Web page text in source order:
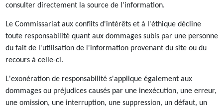
consulter directement la source de l'information.
Le Commissariat aux conflits d'intérêts et à l'éthique décline
toute responsabilité quant aux dommages subis par une personne
du fait de l'utilisation de l'information provenant du site ou du
recours à celle-ci.
L'exonération de responsabilité s'applique également aux
dommages ou préjudices causés par une inexécution, une erreur,
une omission, une interruption, une suppression, un défaut, un